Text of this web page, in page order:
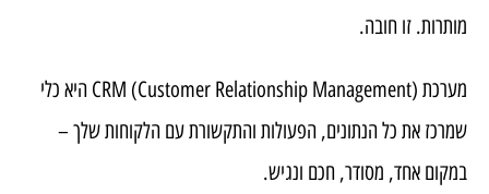
מותרות. זו חובה.
מערכת CRM (Customer Relationship Management) היא כלי
שמרכז את כל הנתונים, הפעולות והתקשורת עם הלקוחות שלך –
במקום אחד, מסודר, חכם ונגיש.